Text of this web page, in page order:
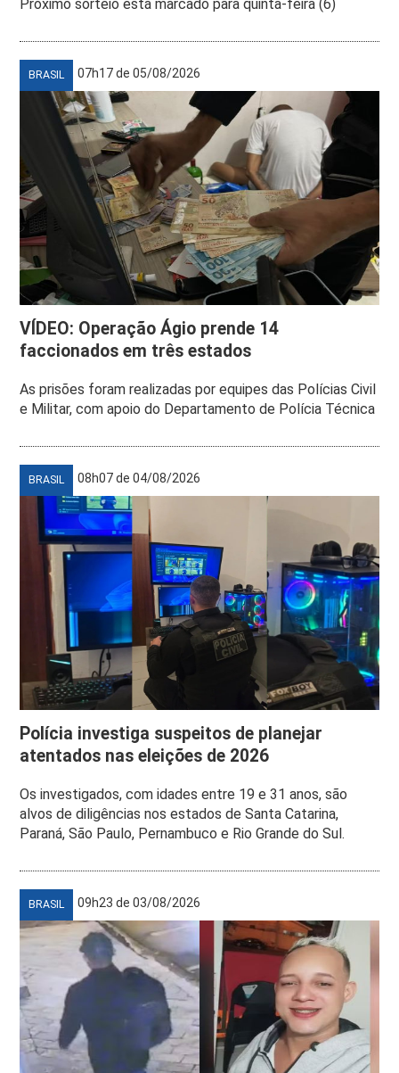
Próximo sorteio está marcado para quinta-feira (6)
BRASIL 07h17 de 05/08/2026
VÍDEO: Operação Ágio prende 14
faccionados em três estados
As prisões foram realizadas por equipes das Polícias Civil
e Militar, com apoio do Departamento de Polícia Técnica
BRASIL 08h07 de 04/08/2026
Polícia investiga suspeitos de planejar
atentados nas eleições de 2026
Os investigados, com idades entre 19 e 31 anos, são
alvos de diligências nos estados de Santa Catarina,
Paraná, São Paulo, Pernambuco e Rio Grande do Sul.
BRASIL 09h23 de 03/08/2026